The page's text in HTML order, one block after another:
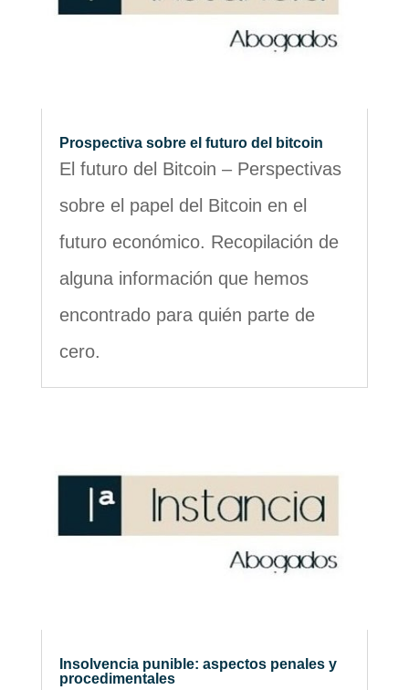
Prospectiva sobre el futuro del bitcoin
El futuro del Bitcoin – Perspectivas
sobre el papel del Bitcoin en el
futuro económico. Recopilación de
alguna información que hemos
encontrado para quién parte de
cero.
Insolvencia punible: aspectos penales y
procedimentales